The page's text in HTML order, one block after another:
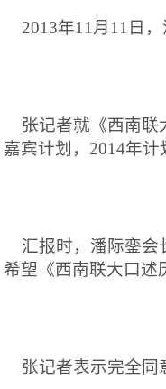
2013年11 月 11 日
张记者就《西南联
嘉宾计划， 2014年计
汇报时，潘际銮会
希望《西南联大口述
张记者表示完全同